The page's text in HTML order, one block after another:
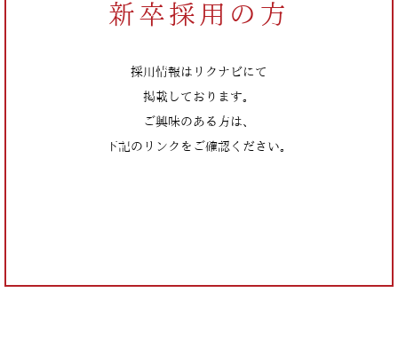
新卒採用の方
採用情報はリクナビにて
掲載しております。
ご興味のある方は、
下記のリンクをご確認ください。